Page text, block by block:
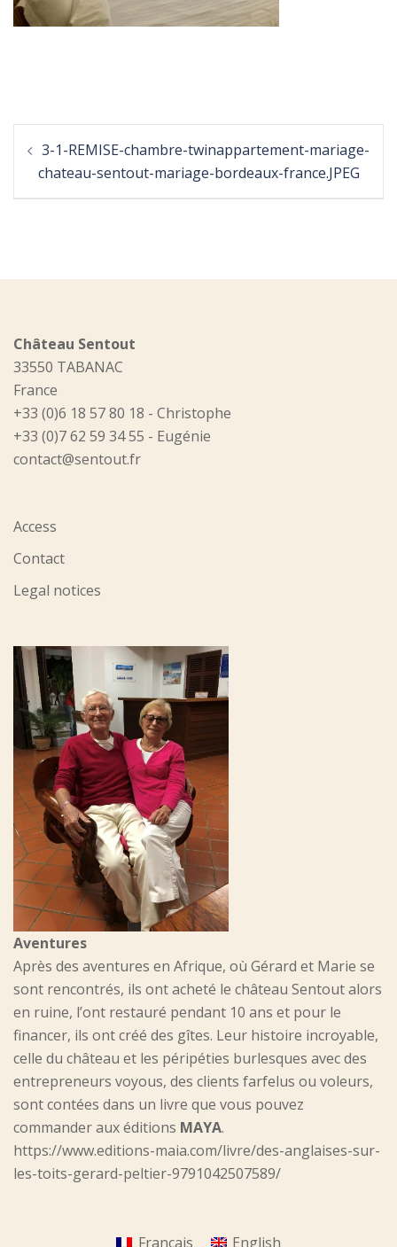
navigation
3-1-REMISE-chambre-twinappartement-mariage-
chateau-sentout-mariage-bordeaux-france.JPEG
Château Sentout
33550 TABANAC
France
+33 (0)6 18 57 80 18 - Christophe
+33 (0)7 62 59 34 55 - Eugénie
contact@sentout.fr
Access
Contact
Legal notices
Aventures
Après des aventures en Afrique, où Gérard et Marie se
sont rencontrés, ils ont acheté le château Sentout alors
en ruine, l’ont restauré pendant 10 ans et pour le
financer, ils ont créé des gîtes. Leur histoire incroyable,
celle du château et les péripéties burlesques avec des
entrepreneurs voyous, des clients farfelus ou voleurs,
sont contées dans un livre que vous pouvez
commander aux éditions MAYA.
https://www.editions-maia.com/livre/des-anglaises-sur-
les-toits-gerard-peltier-9791042507589/
Français English